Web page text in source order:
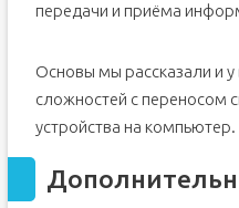
передачи и приёма
Основы мы рассказали и
сложностей с переносом
устройства на компьютер.